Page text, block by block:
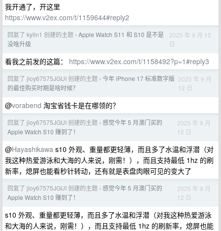
我开通了，开这里
https://www.v2ex.com/t/1159644#reply2
回复了 kylin1 创建的主题 › Apple Watch S11 和 S10 是不是
没啥升级
2025 年 9 月 15
日
看我之前发的这篇： https://www.v2ex.com/t/1158492?p=1#reply3
回复了 jioy67575JGUI 创建的主题 › 今年 iPhone 17 标准数字版
的最佳购买时期是啥时候？
2025 年 9 月
12 日
@vorabend 淘宝省钱卡是在哪领的？
回复了 jioy67575JGUI 创建的主题 › 感觉今年 5 月澳门买的
Apple Watch S10 赚到了！
2025 年 9 月
12 日
@Hayashikawa s10 外观、重量都更轻薄，而且多了水温和浮潜（对
我这种热爱游泳和大海的人来说，刚需！），而且支持最低 1hz 的刷
新率，熄屏也能看秒针转动，还有就是表盘肉眼可见的变大了
回复了 jioy67575JGUI 创建的主题 › 感觉今年 5 月澳门买的
Apple Watch S10 赚到了！
2025 年 9 月
12 日
s10 外观、重量都更轻薄，而且多了水温和浮潜（对我这种热爱游泳
和大海的人来说，刚需！），而且支持最低 1hz 的刷新率，熄屏也能